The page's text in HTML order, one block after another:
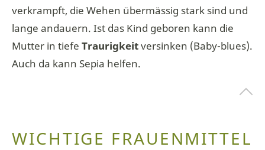
verkrampft, die Wehen übermässig stark sind und
lange andauern. Ist das Kind geboren kann die
Mutter in tiefe Traurigkeitversinken (Baby-blues).
Auch da kann Sepia helfen.
WICHTIGE FRAUENMITTEL